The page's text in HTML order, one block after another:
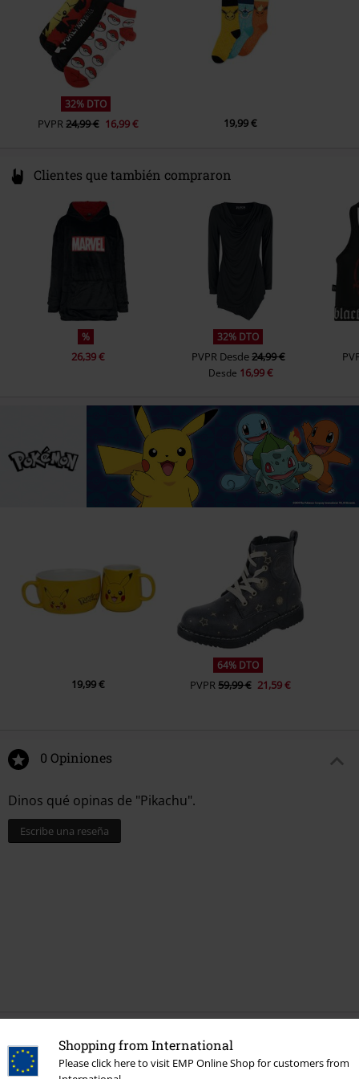
Shopping from International
Please click here to visit EMP Online Shop for customers from
Fecha de lanzamiento
Personaje
Pikachu
32% DTO
PVPR24,99 € 16,99 € 19,99 €
Clientes que también compraron
%
26,39 €
32% DTO
PVPR Desde24,99 €
Desde 16,99 €
19,99 €
64% DTO
PVPR59,99 € 21,59 €
0 Opiniones
Dinos qué opinas de "Pikachu".
Escribe una reseña
Más categorías. Más opciones
Películas & TV Ropa Calcetines & Medias Calcetines